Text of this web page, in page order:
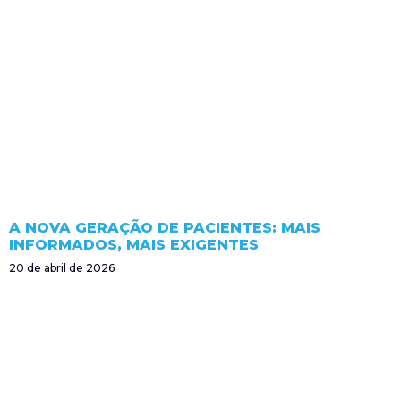
A NOVA GERAÇÃO DE PACIENTES: MAIS
INFORMADOS, MAIS EXIGENTES
20 de abril de 2026